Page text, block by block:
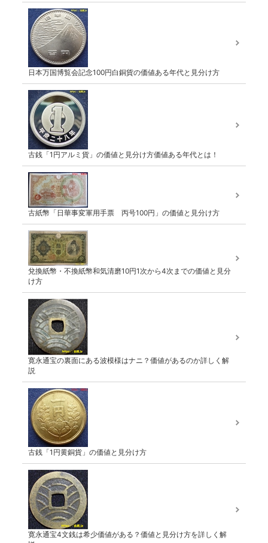
日本万国博覧会記念100円白銅貨の価値ある年代と見分け方
古銭「1円アルミ貨」の価値と見分け方価値ある年代とは！
古紙幣「日華事変軍用手票 丙号100円」の価値と見分け方
兌換紙幣・不換紙幣和気清磨10円1次から4次までの価値と見分
け方
寛永通宝の裏面にある波模様はナニ？価値があるのか詳しく解
説
古銭「1円黄銅貨」の価値と見分け方
寛永通宝4文銭は希少価値がある？価値と見分け方を詳しく解